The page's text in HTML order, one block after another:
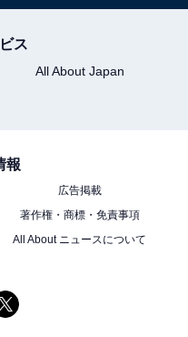
ス
All About Japan
報
広告掲載
著作権・商標・免責事項
All About ニュースについて